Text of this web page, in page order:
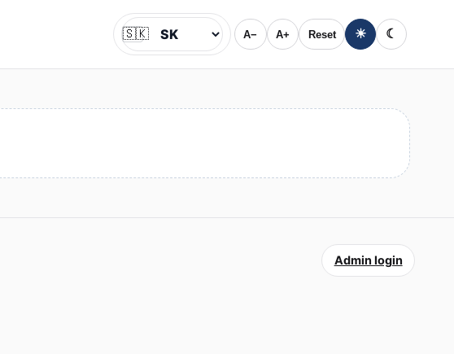
Jazyk
🇸🇰 A− A+ Reset ☀ ☾
Admin login